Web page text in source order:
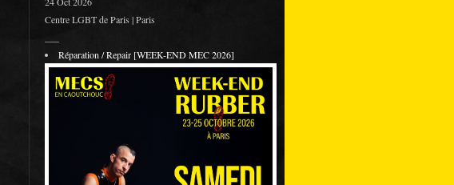
Centre LGBT de Paris | Paris
Réparation / Repair [WEEK-END MEC 2026]